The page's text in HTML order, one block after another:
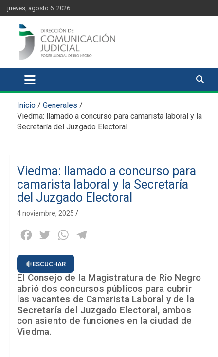
content
Skip
to
content
jueves, agosto 6, 2026
Comunicación Judicial
Inicio
Generales
Viedma: llamado a concurso para camarista laboral y la
Secretaría del Juzgado Electoral
Viedma: llamado a concurso para
camarista laboral y la Secretaría
del Juzgado Electoral
4 noviembre, 2025
Facebook
Twitter WhatsApp
ESCUCHAR
El Consejo de la Magistratura de Río Negro
abrió dos concursos públicos para cubrir
las vacantes de Camarista Laboral y de la
Secretaría del Juzgado Electoral, ambos
con asiento de funciones en la ciudad de
Viedma.